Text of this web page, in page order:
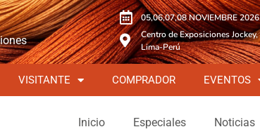
05,06,07,08 NOVIEMBRE 2026
Centro de Exposiciones Jockey,
Lima-Perú
VISITANTE COMPRADOR EVENTOS
Inicio Especiales Noticias